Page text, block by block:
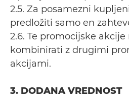
2.5. Za posamezni
predložiti samo en
2.6. Te promocijske
kombinirati z drugimi
akcijami.
3. DODANA VREDNOST